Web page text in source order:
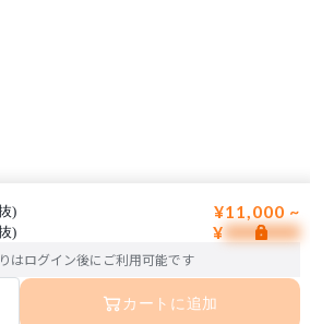
) ¥11,000 ~
) ¥
はログイン後にご利用可能です
カートに追加